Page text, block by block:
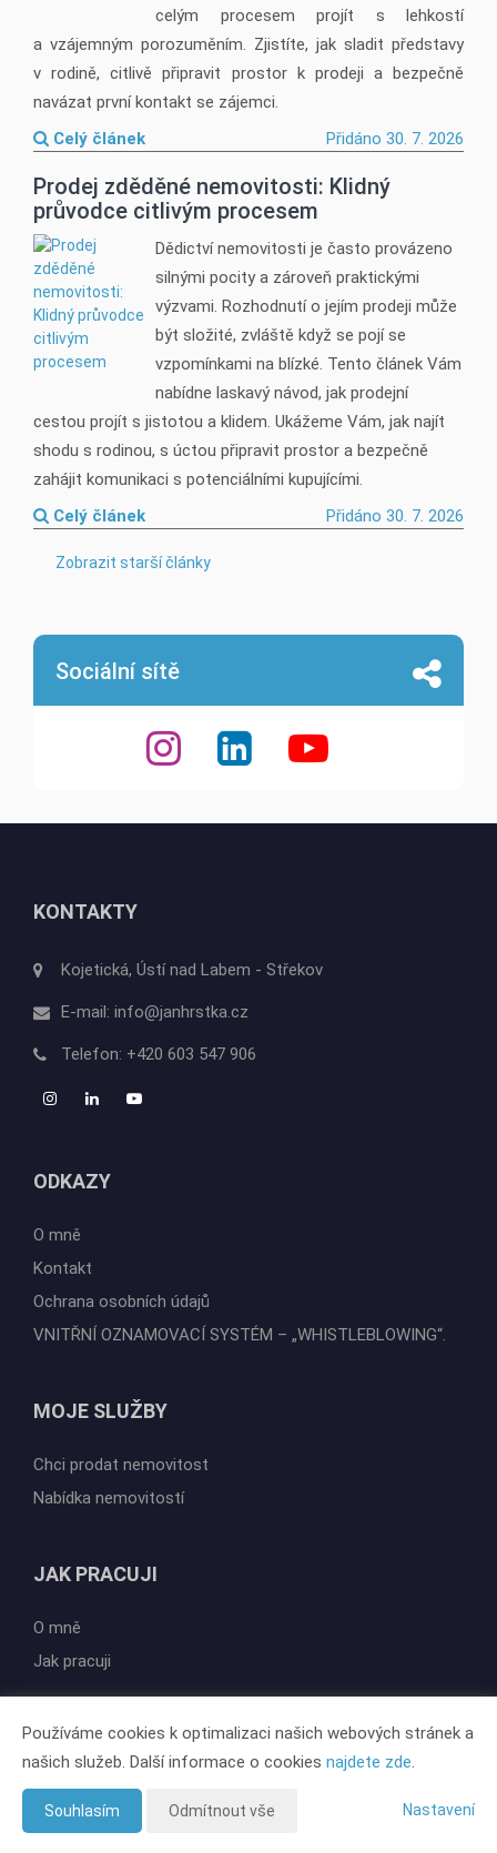
celým procesem projít s lehkostí
a vzájemným porozuměním. Zjistíte, jak sladit představy
v rodině, citlivě připravit prostor k prodeji a bezpečně
navázat první kontakt se zájemci.
Celý článek
Přidáno 30. 7. 2026
Prodej zděděné nemovitosti: Klidný
průvodce citlivým procesem
Dědictví nemovitosti je často provázeno
silnými pocity a zároveň praktickými
výzvami. Rozhodnutí o jejím prodeji může
být složité, zvláště když se pojí se
vzpomínkami na blízké. Tento článek Vám
nabídne laskavý návod, jak prodejní
cestou projít s jistotou a klidem. Ukážeme Vám, jak najít
shodu s rodinou, s úctou připravit prostor a bezpečně
zahájit komunikaci s potenciálními kupujícími.
Celý článek
Přidáno 30. 7. 2026
Zobrazit starší články
Sociální sítě
KONTAKTY
Kojetická, Ústí nad Labem - Střekov
E-mail: info@janhrstka.cz
Telefon: +420 603 547 906
ODKAZY
O mně
Kontakt
Ochrana osobních údajů
VNITŘNÍ OZNAMOVACÍ SYSTÉM – „WHISTLEBLOWING“.
MOJE SLUŽBY
Chci prodat nemovitost
Nabídka nemovitostí
JAK PRACUJI
O mně
Jak pracuji
Vytvořeno v systémuCHYTRÝ WEB MAKLÉŘE
Tomawell s.r.o. © 2026
Používáme cookies k optimalizaci našich webových stránek a
našich služeb. Další informace o cookies najdete zde.
Souhlasím Odmítnout vše Nastavení